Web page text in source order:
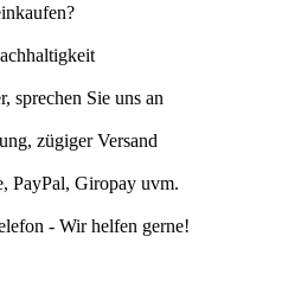
sprechen Sie uns an
zügiger Versand
PayPal, Giropay uvm.
- Wir helfen gerne!